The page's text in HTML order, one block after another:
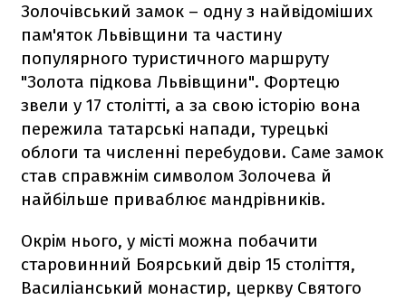
Золочівський замок – одну з найвідоміших
пам'яток Львівщини та частину
популярного туристичного маршруту
"Золота підкова Львівщини". Фортецю
звели у 17 столітті, а за свою історію вона
пережила татарські напади, турецькі
облоги та численні перебудови. Саме замок
став справжнім символом Золочева й
найбільше приваблює мандрівників.
Окрім нього, у місті можна побачити
старовинний Боярський двір 15 століття,
Василіанський монастир, церкву Святого